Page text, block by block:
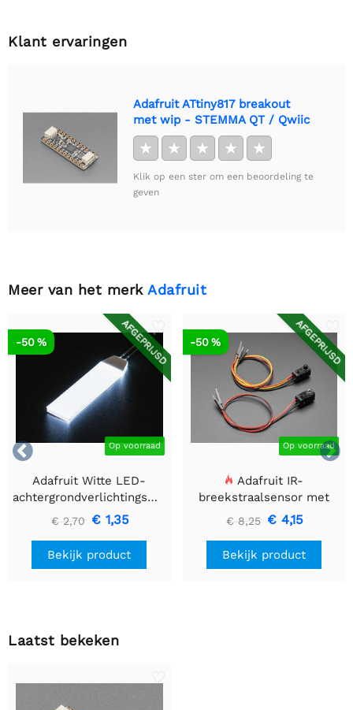
Klant ervaringen
Adafruit ATtiny817 breakout
met wip - STEMMA QT / Qwiic
★ ★ ★ ★ ★
Klik op een ster om een beoordeling te
geven
Meer van het merk Adafruit


AFGEPRIJSD
Op voorraad
-50 %
Adafruit Witte LED-
achtergrondverlichtingsmodule
- Klein 12 mm x 40 mm
€ 2,70 € 1,35
Bekijk product
AFGEPRIJSD
Op voorraad
-50 %
Adafruit IR-
breekstraalsensor met
premium draadheader
header einden - 5 mm
LED's
€ 8,25 € 4,15
Bekijk product
Laatst bekeken